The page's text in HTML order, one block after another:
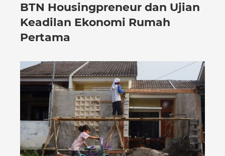
BTN Housingpreneur dan Ujian
Keadilan Ekonomi Rumah
Pertama